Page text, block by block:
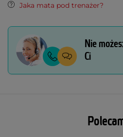
Jaka mata pod trenażer?
Nie
Ci